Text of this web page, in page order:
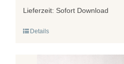
Lieferzeit: Sofort Download
Details